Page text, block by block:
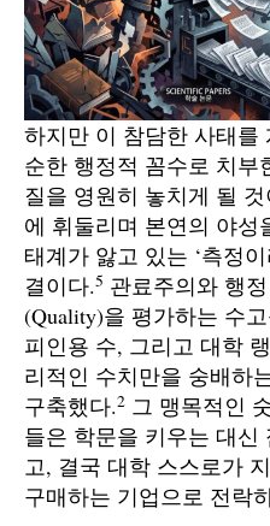
하지만 이 참담한 사태를
순한 행정적 꼼수로 치부
질을 영원히 놓치게 될 것
에 휘둘리며 본연의 야성
태계가 앓고 있는 ‘측정
결이다.5 관료주의와 행
(Quality)을 평가하는 수
피인용 수, 그리고 대학
리적인 수치만을 숭배하
구축했다.2 그 맹목적인
들은 학문을 키우는 대신
고, 결국 대학 스스로가
구매하는 기업으로 전락